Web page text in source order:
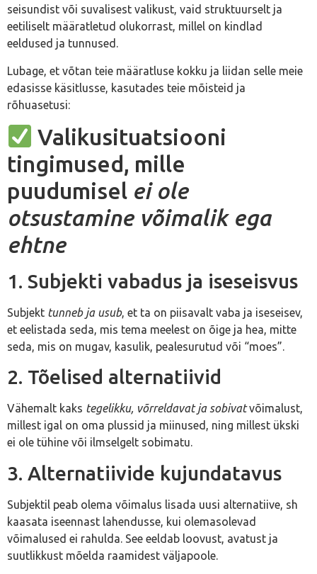
seisundist või suvalisest valikust, vaid struktuurselt ja
eetiliselt määratletud olukorrast, millel on kindlad
eeldused ja tunnused.
Lubage, et võtan teie määratluse kokku ja liidan selle meie
edasisse käsitlusse, kasutades teie mõisteid ja
rõhuasetusi:
Valikusituatsiooni
tingimused, mille
puudumisel ei ole
otsustamine võimalik ega
ehtne
1. Subjekti vabadus ja iseseisvus
Subjekt tunneb ja usub, et ta on piisavalt vaba ja iseseisev,
et eelistada seda, mis tema meelest on õige ja hea, mitte
seda, mis on mugav, kasulik, pealesurutud või “moes”.
2. Tõelised alternatiivid
Vähemalt kaks tegelikku, võrreldavat ja sobivatvõimalust,
millest igal on oma plussid ja miinused, ning millest ükski
ei ole tühine või ilmselgelt sobimatu.
3. Alternatiivide kujundatavus
Subjektil peab olema võimalus lisada uusi alternatiive, sh
kaasata iseennast lahendusse, kui olemasolevad
võimalused ei rahulda. See eeldab loovust, avatust ja
suutlikkust mõelda raamidest väljapoole.